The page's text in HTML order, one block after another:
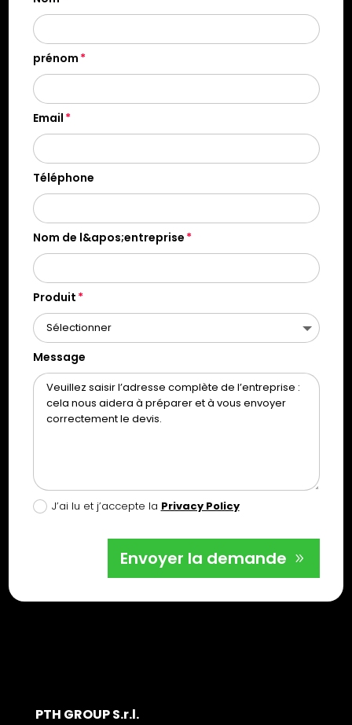
prénom
Email
Téléphone
Nom de l&apos;entreprise
Produit
Message
J’ai lu et j’accepte la Privacy Policy
Envoyer la demande
PTH GROUP S.r.l.